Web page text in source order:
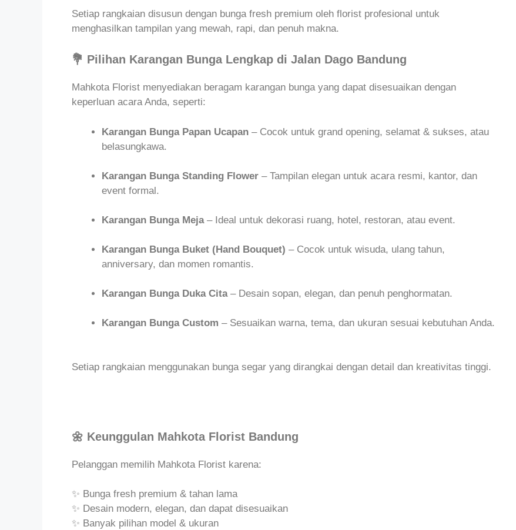
Setiap rangkaian disusun dengan bunga fresh premium oleh florist profesional untuk
menghasilkan tampilan yang mewah, rapi, dan penuh makna.
💐 Pilihan Karangan Bunga Lengkap di Jalan Dago Bandung
Mahkota Florist menyediakan beragam karangan bunga yang dapat disesuaikan dengan
keperluan acara Anda, seperti:
Karangan Bunga Papan Ucapan – Cocok untuk grand opening, selamat & sukses, atau
belasungkawa.
Karangan Bunga Standing Flower – Tampilan elegan untuk acara resmi, kantor, dan
event formal.
Karangan Bunga Meja– Ideal untuk dekorasi ruang, hotel, restoran, atau event.
Karangan Bunga Buket (Hand Bouquet) – Cocok untuk wisuda, ulang tahun,
anniversary, dan momen romantis.
Karangan Bunga Duka Cita– Desain sopan, elegan, dan penuh penghormatan.
Karangan Bunga Custom – Sesuaikan warna, tema, dan ukuran sesuai kebutuhan Anda.
Setiap rangkaian menggunakan bunga segar yang dirangkai dengan detail dan kreativitas tinggi.
🌼 Keunggulan Mahkota Florist Bandung
Pelanggan memilih Mahkota Florist karena:
✨ Bunga fresh premium & tahan lama
✨ Desain modern, elegan, dan dapat disesuaikan
✨ Banyak pilihan model & ukuran